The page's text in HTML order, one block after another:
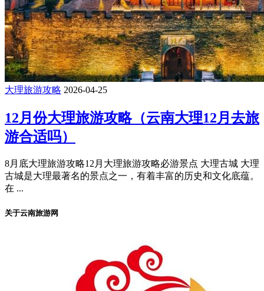
大理旅游攻略 2026-04-25
12月份大理旅游攻略（云南大理12月去旅
游合适吗）
8月底大理旅游攻略12月大理旅游攻略必游景点 大理古城 大理
古城是大理最著名的景点之一，有着丰富的历史和文化底蕴。
在 ...
关于云南旅游网